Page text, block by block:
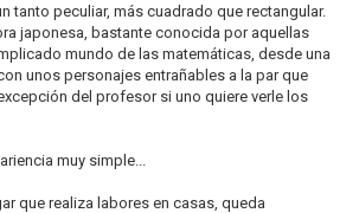
tanto peculiar, más cuadrado que rectangular.
japonesa, bastante conocida por aquellas
mundo de las matemáticas, desde una
unos personajes entrañables a la par que
del profesor si uno quiere verle los
muy simple...
que realiza labores en casas, queda